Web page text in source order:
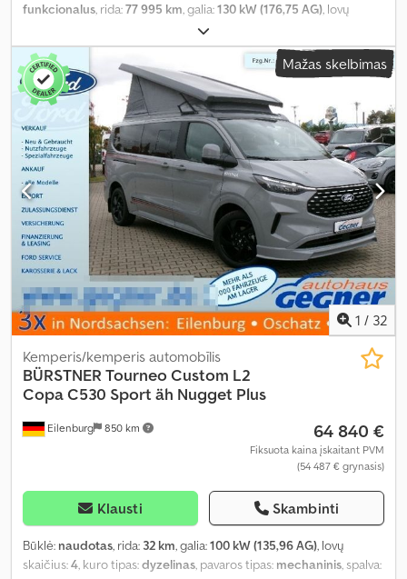
funkcionalus, rida:77 995 km, galia:130 kW (176,75 AG), lovų
, sėdimų vietų skaičius:4
tipas:automatinis, spalva:balta, bendras ilgis:5 990 mm, bendras
plotis:2 040 mm , bendras aukštis: 2 960 mm, ašių konfigūracija:2
ašys, emisijos klasė:Euro 6, kuro bako talpa:
3 500 kg
, tuščias svoris: 2 500 kg, vairuotojo vairo padėtis: kairė
ankstesnių savininkų skaičius:1, Gamybos metai:2023,
mašinos/transporto priemonės numeris:
WV1ZZZSY0P9047139,
Įranga:ABS, automobilio registracija, autonominis šildytuvas,
centrinis užraktas, dušas, elektroninė stabilumo programa
(ESP), kėlimo lova, naudoto automobilio garantija, oro
kondicionavimas, oro pagalvė, pilna techninės priežiūros
istorija, priešrūkiniai žibintai, vairo stiprintuvas, vidurinė sėdynių
išdėstymo schema, viengulė lova, viengulės lovos, virtuvė
transporto priemonėje, visų sezonų padangos, vonios
kambarys,
Mažas skelbimas
1 / 32
Eilenburg 850 km
Kemperis/kemperis automobīlis
BÜRSTNER Tourneo Custom L2
Copa C530 Sport äh Nugget Plus
64 840 €
Fiksuota kaina įskaitant PVM
(54 487 € grynasis)
Klausti Skambinti
Būklė: naudotas, rida: 32 km, galia:100 kW (135,96 AG), lovų
skaičius:4, kuro tipas:dyzelinas, pavaros tipas: mechaninis, spalva: